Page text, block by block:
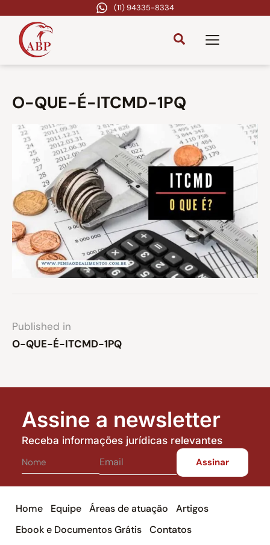
(11) 94335-8334
O-QUE-É-ITCMD-1PQ
Published in
O-QUE-É-ITCMD-1PQ
Assine a newsletter
Receba informações jurídicas relevantes
Home Equipe Áreas de atuação
Artigos
Ebook e Documentos Grátis
Contatos